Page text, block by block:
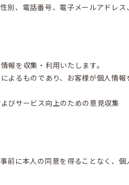
別、電話番号、電子メールアドレ
報を収集・利用いたします。
よるものであり、お客様が個人情
びサービス向上のための意見収集
前に本人の同意を得ることなく、